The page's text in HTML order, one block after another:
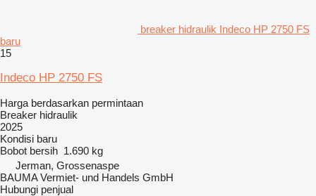
breaker hidraulik Indeco HP 2750 FS
baru
15
Indeco HP 2750 FS
Harga berdasarkan permintaan
Breaker hidraulik
2025
Kondisi baru
Bobot bersih 1.690 kg
Jerman, Grossenaspe
BAUMA Vermiet- und Handels GmbH
Hubungi penjual